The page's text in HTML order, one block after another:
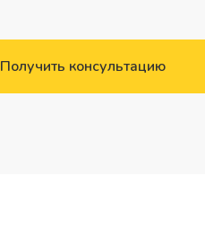
Получить консультацию